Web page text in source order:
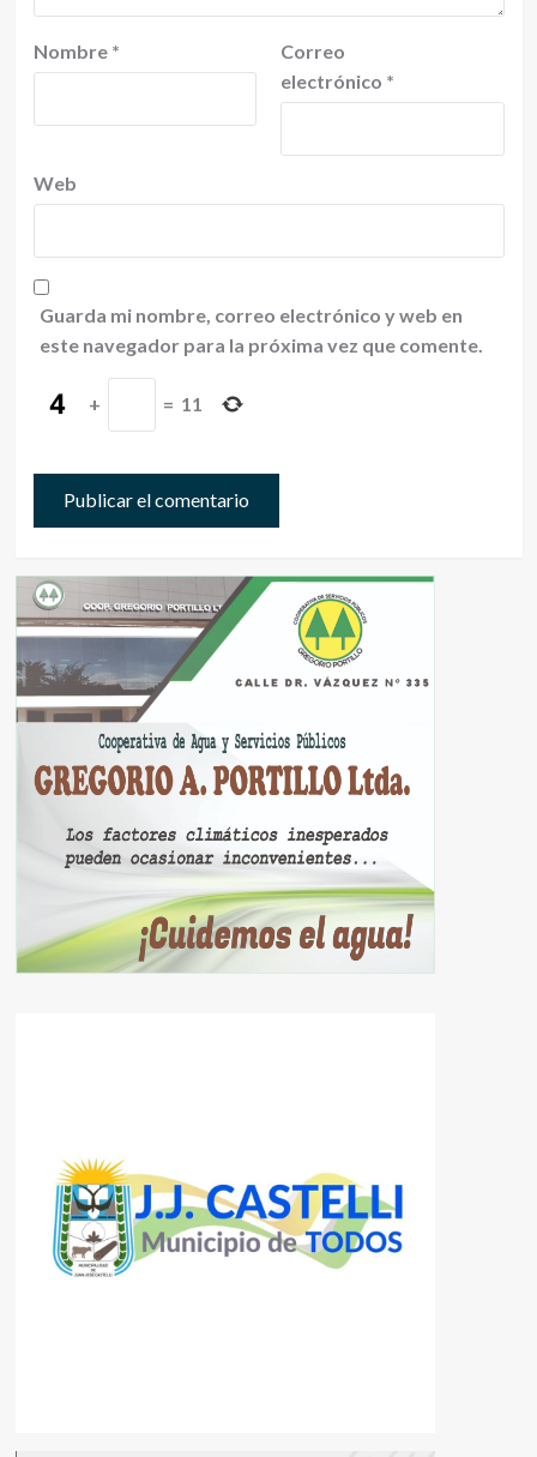
Nombre *
Correo
electrónico *
Web
Guarda mi nombre, correo electrónico y web en
este navegador para la próxima vez que comente.
+ = 11